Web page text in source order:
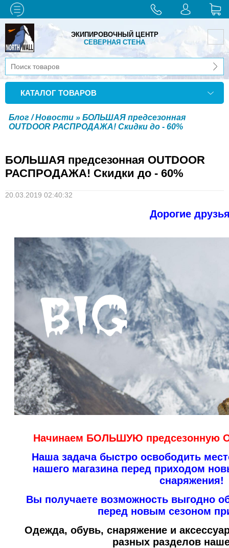
ЭКИПИРОВОЧНЫЙ ЦЕНТР
СЕВЕРНАЯ СТЕНА
КАТАЛОГ ТОВАРОВ
Блог / Новости » БОЛЬШАЯ предсезонная
OUTDOOR РАСПРОДАЖА! Скидки до - 60%
БОЛЬШАЯ предсезонная OUTDOOR
РАСПРОДАЖА! Скидки до - 60%
20.03.2019 02:40:32
Дорогие
Начинаем БОЛЬШУЮ предсезонную
Наша задача быстро освободить
нашего магазина перед приходом
снаряжения!
Вы получаете возможность выгодно
перед новым сезоном
Одежда, обувь, снаряжение и
разных разделов